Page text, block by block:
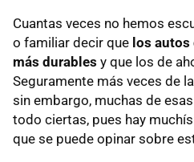
Cuantas veces no hemos
o familiar decir que los autos
más durables y que los de
Seguramente más veces de
sin embargo, muchas de
todo ciertas, pues hay
que se puede opinar sobre